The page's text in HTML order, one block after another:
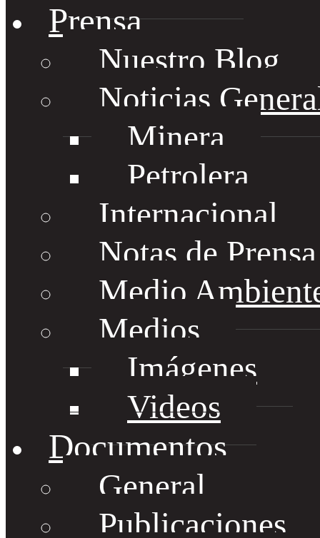
Prensa
Nuestro Blog
Noticias
Minera
Petrolera
Internacional
Notas de
Medio
Medios
Imágenes
Videos
Documentos
General
Publicaciones